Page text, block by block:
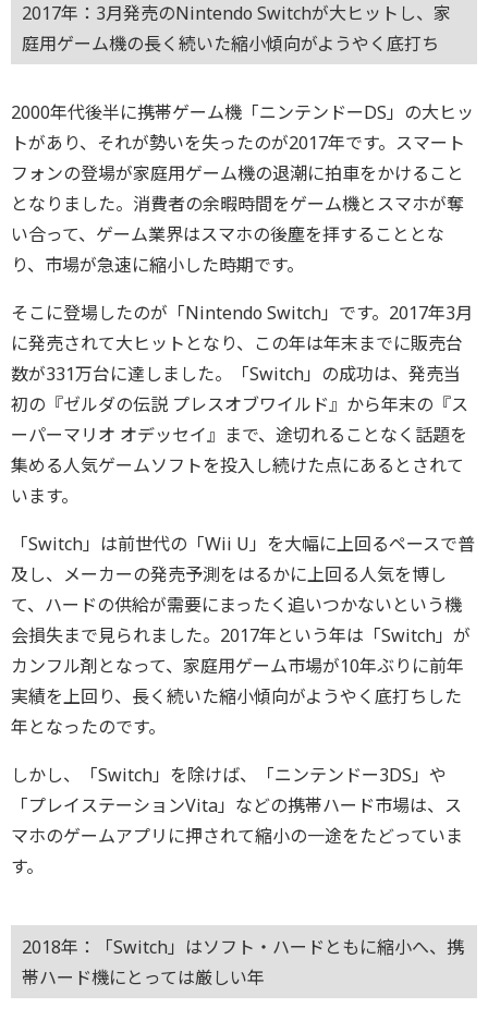
2017年：3月発売のNintendo Switchが大ヒットし、家
庭用ゲーム機の長く続いた縮小傾向がようやく底打ち
2000年代後半に携帯ゲーム機「ニンテンドーDS」の大ヒッ
トがあり、それが勢いを失ったのが2017年です。スマート
フォンの登場が家庭用ゲーム機の退潮に拍車をかけること
となりました。消費者の余暇時間をゲーム機とスマホが奪
い合って、ゲーム業界はスマホの後塵を拝することとな
り、市場が急速に縮小した時期です。
そこに登場したのが「Nintendo Switch」です。2017年3月
に発売されて大ヒットとなり、この年は年末までに販売台
数が331万台に達しました。「Switch」の成功は、発売当
初の『ゼルダの伝説 プレスオブワイルド』から年末の『ス
ーパーマリオ オデッセイ』まで、途切れることなく話題を
集める人気ゲームソフトを投入し続けた点にあるとされて
います。
「Switch」は前世代の「Wii U」を大幅に上回るペースで普
及し、メーカーの発売予測をはるかに上回る人気を博し
て、ハードの供給が需要にまったく追いつかないという機
会損失まで見られました。2017年という年は「Switch」が
カンフル剤となって、家庭用ゲーム市場が10年ぶりに前年
実績を上回り、長く続いた縮小傾向がようやく底打ちした
年となったのです。
しかし、「Switch」を除けば、「ニンテンドー3DS」や
「プレイステーションVita」などの携帯ハード市場は、ス
マホのゲームアプリに押されて縮小の一途をたどっていま
す。
2018年：「Switch」はソフト・ハードともに縮小へ、携
帯ハード機にとっては厳しい年